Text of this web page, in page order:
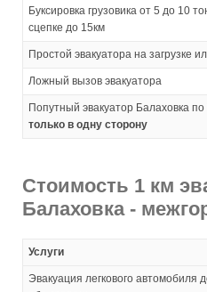
Буксировка грузовика от 5 до 10
сцепке до 15км
Простой эвакуатора на загрузке
Ложный вызов эвакуатора
Попутный эвакуатор Балаховка по
только в одну сторону
Стоимость 1 км
Балаховка -
Услуги
Эвакуация легкового автомобиля